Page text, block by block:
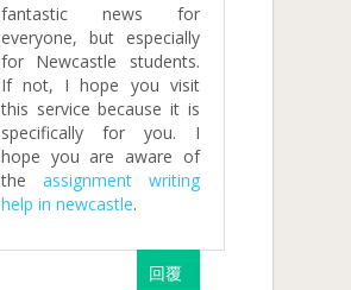
fantastic news for
everyone, but especially
for Newcastle students.
If not, I hope you visit
this service because it is
specifically for you. I
hope you are aware of
the assignment writing
help in newcastle.
回覆